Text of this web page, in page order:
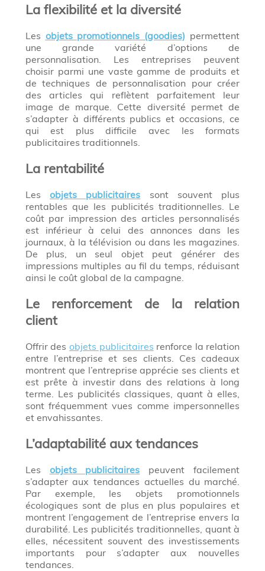
La flexibilité et la diversité
Les objets promotionnels (goodies) permettent
une grande variété d’options de
personnalisation. Les entreprises peuvent
choisir parmi une vaste gamme de produits et
de techniques de personnalisation pour créer
des articles qui reflètent parfaitement leur
image de marque. Cette diversité permet de
s’adapter à différents publics et occasions, ce
qui est plus difficile avec les formats
publicitaires traditionnels.
La rentabilité
Les objets publicitaires sont souvent plus
rentables que les publicités traditionnelles. Le
coût par impression des articles personnalisés
est inférieur à celui des annonces dans les
journaux, à la télévision ou dans les magazines.
De plus, un seul objet peut générer des
impressions multiples au fil du temps, réduisant
ainsi le coût global de la campagne.
Le renforcement de la relation
client
Offrir des objets publicitaires renforce la relation
entre l’entreprise et ses clients. Ces cadeaux
montrent que l’entreprise apprécie ses clients et
est prête à investir dans des relations à long
terme. Les publicités classiques, quant à elles,
sont fréquemment vues comme impersonnelles
et envahissantes.
L’adaptabilité aux tendances
Les objets publicitaires peuvent facilement
s’adapter aux tendances actuelles du marché.
Par exemple, les objets promotionnels
écologiques sont de plus en plus populaires et
montrent l’engagement de l’entreprise envers la
durabilité. Les publicités traditionnelles, quant à
elles, nécessitent souvent des investissements
importants pour s’adapter aux nouvelles
tendances.